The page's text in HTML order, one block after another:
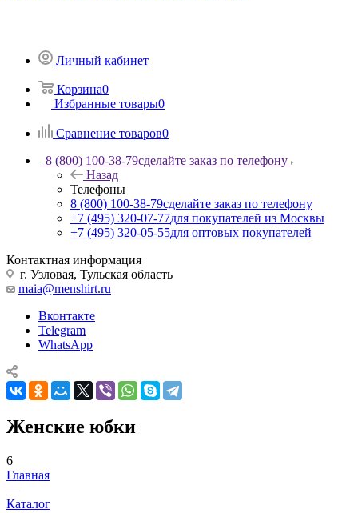
Личный кабинет
Корзина0
Избранные товары0
Сравнение товаров0
8 (800) 100-38-79сделайте заказ по телефону
Назад
Телефоны
8 (800) 100-38-79сделайте заказ по телефону
+7 (495) 320-07-77для покупателей из Москвы
+7 (495) 320-05-55для оптовых покупателей
Контактная информация
г. Узловая, Тульская область
maia@menshirt.ru
Вконтакте
Telegram
WhatsApp
Женские юбки
6
Главная
—
Каталог